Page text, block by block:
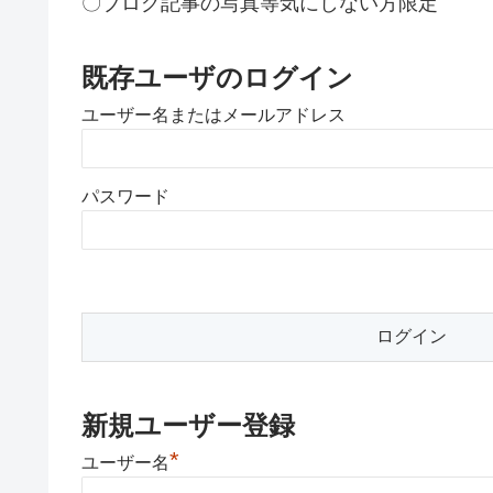
既存ユーザのログイン
ユーザー名またはメールアドレス
パスワード
新規ユーザー登録
ユーザー名*